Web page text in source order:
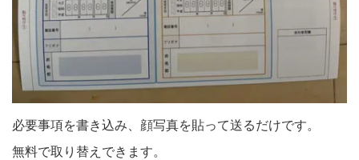
必要事項を書き込み、顔写真を貼って送るだけです。
無料で取り替えできます。